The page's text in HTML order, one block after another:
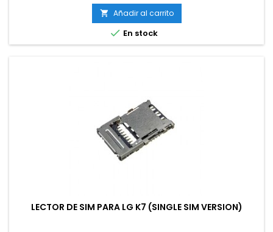
 Añadir al carrito
 En stock
LECTOR DE SIM PARA LG K7 (SINGLE SIM VERSION)